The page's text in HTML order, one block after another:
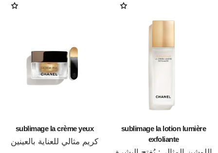
sublimage la lotion lumière
exfoliante
sublimage la crème yeux
كريم مثالي للعناية بالعينين